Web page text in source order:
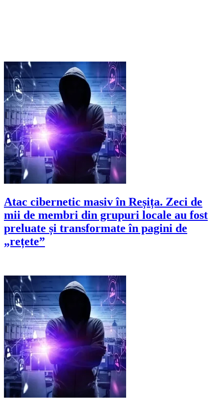
Atac cibernetic masiv în Reșița. Zeci de
mii de membri din grupuri locale au fost
preluate și transformate în pagini de
„rețete”